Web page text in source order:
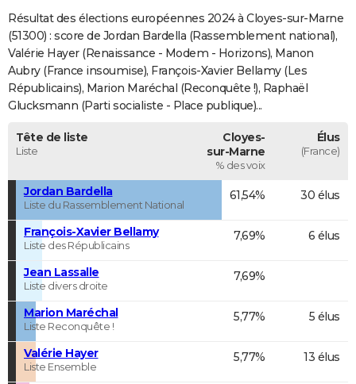
S'inscrire
Se connecter
Lycées
Collèges
Primaires
Universités
Entreprises
Service militaire
Avis de recherche
AVIS DE DÉCÈS
FORUM
Bricolage
Lifestyle
Culture
SportAuto
Television
Voyage
Cinema
Résultat des élections européennes 2024 à Cloyes-sur-Marne
(51300) : score de Jordan Bardella (Rassemblement national),
Valérie Hayer (Renaissance - Modem - Horizons), Manon
Aubry (France insoumise), François-Xavier Bellamy (Les
Républicains), Marion Maréchal (Reconquête !), Raphaël
Glucksmann (Parti socialiste - Place publique)...
Tête de liste
Liste
Cloyes-
sur-Marne
% des voix
Élus
(France)
Jordan Bardella
Liste du Rassemblement National
61,54% 30 élus
François-Xavier Bellamy
Liste des Républicains
7,69% 6 élus
Jean Lassalle
Liste divers droite
7,69%
Marion Maréchal
Liste Reconquête !
5,77% 5 élus
Valérie Hayer
Liste Ensemble
5,77% 13 élus